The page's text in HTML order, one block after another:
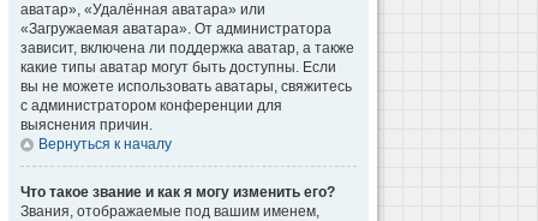
аватар», «Удалённая аватара» или
«Загружаемая аватара». От администратора
зависит, включена ли поддержка аватар, а также
какие типы аватар могут быть доступны. Если
вы не можете использовать аватары, свяжитесь
с администратором конференции для
выяснения причин.
Вернуться к началу
Что такое звание и как я могу изменить его?
Звания, отображаемые под вашим именем,